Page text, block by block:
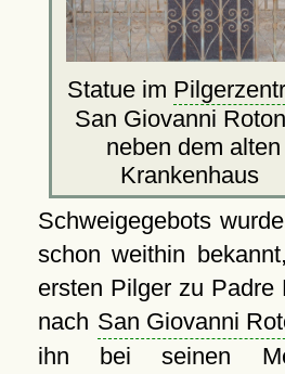
Statue im
San Giovanni
neben dem alten
Krankenhaus
Schweigegebots
schon weithin
ersten Pilger zu
nach San Giovanni
ihn bei seinen